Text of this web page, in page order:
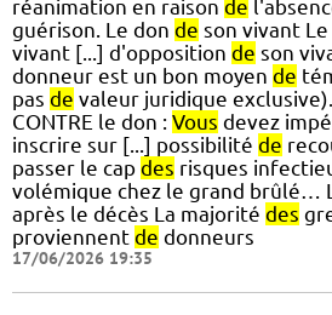
réanimation en raison de
guérison. Le don de son vivant
vivant [...] d'opposition de son
donneur est un bon moyen de
pas de valeur juridique exclusive).
CONTRE le don : Vous devez
inscrire sur [...] possibilité de
passer le cap des risques
volémique chez le grand brûlé…
après le décès La majorité des
proviennent de donneurs
17/06/2026 19:35